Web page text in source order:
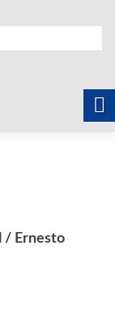
/ Ernesto